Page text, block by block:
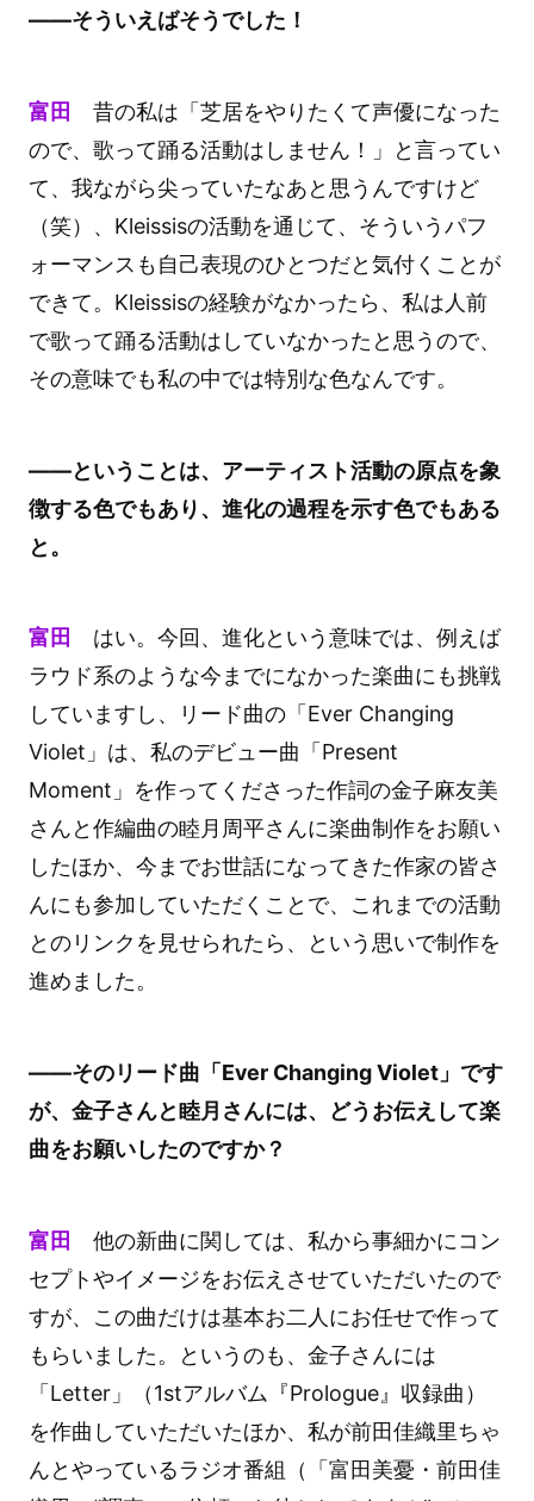
――そういえばそうでした！
富田
昔の私は「芝居をやりたくて声優になった
ので、歌って踊る活動はしません！」と言ってい
て、我ながら尖っていたなあと思うんですけど
（笑）、Kleissisの活動を通じて、そういうパフ
ォーマンスも自己表現のひとつだと気付くことが
できて。Kleissisの経験がなかったら、私は人前
で歌って踊る活動はしていなかったと思うので、
その意味でも私の中では特別な色なんです。
――ということは、アーティスト活動の原点を象
徴する色でもあり、進化の過程を示す色でもある
と。
富田
はい。今回、進化という意味では、例えば
ラウド系のような今までになかった楽曲にも挑戦
していますし、リード曲の「Ever Changing
Violet」は、私のデビュー曲「Present
Moment」を作ってくださった作詞の金子麻友美
さんと作編曲の睦月周平さんに楽曲制作をお願い
したほか、今までお世話になってきた作家の皆さ
んにも参加していただくことで、これまでの活動
とのリンクを見せられたら、という思いで制作を
進めました。
――そのリード曲「Ever Changing Violet」です
が、金子さんと睦月さんには、どうお伝えして楽
曲をお願いしたのですか？
富田
他の新曲に関しては、私から事細かにコン
セプトやイメージをお伝えさせていただいたので
すが、この曲だけは基本お二人にお任せで作って
もらいました。というのも、金子さんには
「Letter」（1stアルバム『Prologue』収録曲）
を作曲していただいたほか、私が前田佳織里ちゃ
んとやっているラジオ番組（「富田美憂・前田佳